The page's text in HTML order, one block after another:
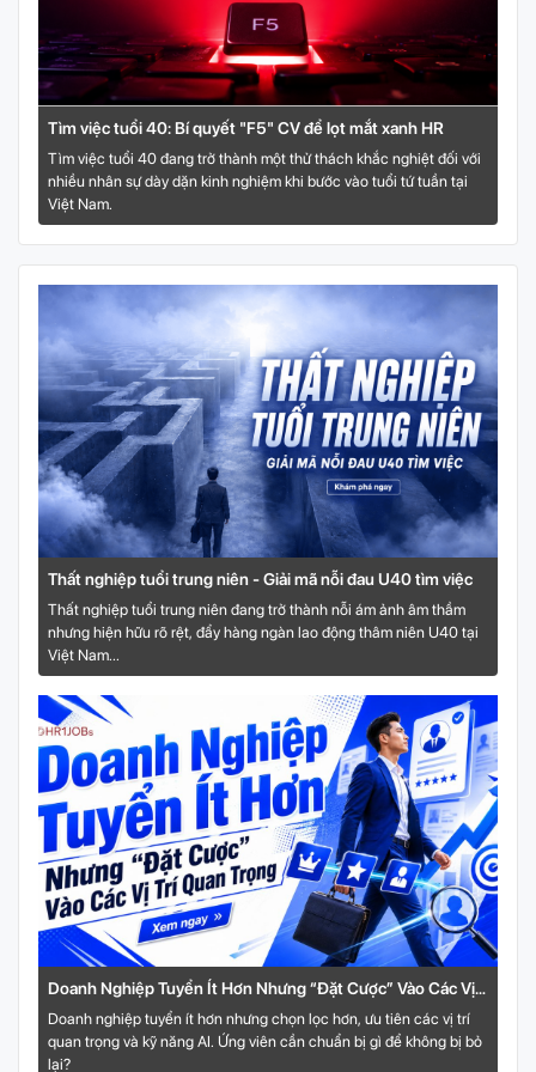
Tìm việc tuổi 40: Bí quyết "F5" CV để lọt mắt xanh HR
Tìm việc tuổi 40 đang trở thành một thử thách khắc nghiệt đối với
nhiều nhân sự dày dặn kinh nghiệm khi bước vào tuổi tứ tuần tại
Việt Nam.
Thất nghiệp tuổi trung niên - Giải mã nỗi đau U40 tìm việc
Thất nghiệp tuổi trung niên đang trở thành nỗi ám ảnh âm thầm
nhưng hiện hữu rõ rệt, đẩy hàng ngàn lao động thâm niên U40 tại
Việt Nam...
Doanh Nghiệp Tuyển Ít Hơn Nhưng “Đặt Cược” Vào Các Vị
Trí Quan Trọng
Doanh nghiệp tuyển ít hơn nhưng chọn lọc hơn, ưu tiên các vị trí
quan trọng và kỹ năng AI. Ứng viên cần chuẩn bị gì để không bị bỏ
lại?